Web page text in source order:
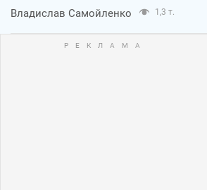
Владислав Самойленко 1,3 т.